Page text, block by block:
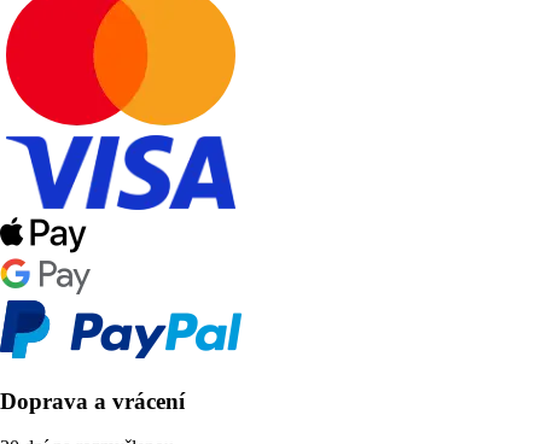
Doprava a vrácení